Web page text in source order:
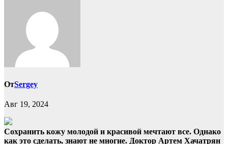
ОтSergey
Авг 19, 2024
Сохранить кожу молодой и красивой мечтают все. Однако
как это сделать, знают не многие. Доктор Артем Хачатрян